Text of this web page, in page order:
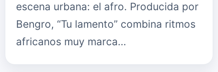
escena urbana: el afro. Producida por
Bengro, “Tu lamento” combina ritmos
africanos muy marca…